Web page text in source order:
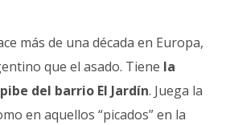
más de una década en Europa,
que el asado. Tiene la
pibe del barrio El Jardín. Juega la
en aquellos “picados” en la